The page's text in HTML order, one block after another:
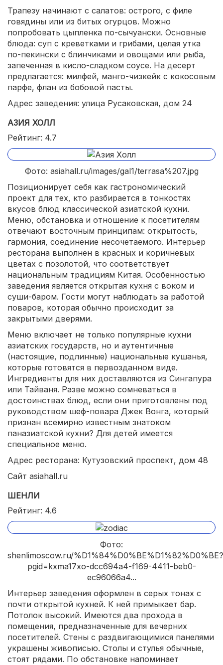
Трапезу начинают с салатов: острого, с филе
говядины или из битых огурцов. Можно
попробовать цыпленка по-сычуански. Основные
блюда: суп с креветками и грибами, целая утка
по-пекински с блинчиками и овощами или рыба,
запеченная в кисло-сладком соусе. На десерт
предлагается: милфей, манго-чизкейк с кокосовым
парфе, флан из бобовой пасты.
Адрес заведения: улица Русаковская, дом 24
АЗИЯ ХОЛЛ
Рейтинг: 4.7
Фото: asiahall.ru/images/gal1/terrasa%207.jpg
Позиционирует себя как гастрономический
проект для тех, кто разбирается в тонкостях
вкусов блюд классической азиатской кухни.
Меню, обстановка и отношение к посетителям
отвечают восточным принципам: открытость,
гармония, соединение несочетаемого. Интерьер
ресторана выполнен в красных и коричневых
цветах с позолотой, что соответствует
национальным традициям Китая. Особенностью
заведения является открытая кухня с воком и
суши-баром. Гости могут наблюдать за работой
поваров, которая обычно происходит за
закрытыми дверями.
Меню включает не только популярные кухни
азиатских государств, но и аутентичные
(настоящие, подлинные) национальные кушанья,
которые готовятся в первозданном виде.
Ингредиенты для них доставляются из Сингапура
или Тайваня. Разве можно сомневаться в
достоинствах блюд, если они приготовлены под
руководством шеф-повара Джек Вонга, который
признан всемирно известным знатоком
паназиатской кухни? Для детей имеется
специальное меню.
Адрес ресторана: Кутузовский проспект, дом 48
Сайт asiahall.ru
ШЕНЛИ
Рейтинг: 4.6
Фото:
shenlimoscow.ru/%D1%84%D0%BE%D1%82%D0%BE?
pgid=kxma17xo-dcc694a4-f169-4411-beb0-
ec96066a4...
Интерьер заведения оформлен в серых тонах с
почти открытой кухней. К ней примыкает бар.
Потолок высокий. Имеются два прохода в
помещения, предназначенные для вечерних
посетителей. Стены с раздвигающимися панелями
украшены живописью. Столы и стулья обычные,
стоят рядами. По обстановке напоминает